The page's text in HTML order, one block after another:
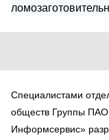
Специалистами
обществ Группы
Информсервис»